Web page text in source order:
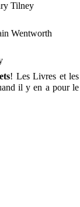
Tilney
Wentworth
! Les Livres et les
il y en a pour le